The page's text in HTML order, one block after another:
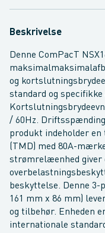
Beskrivelse
Denne ComPacT
og
standard og
/ 60Hz.
produkt indeholder
(TMD) med 80A-
strømrelæenhed
beskyttelse. Denne 3-
161 mm x 86 mm)
og tilbehør. Enheden
internationale